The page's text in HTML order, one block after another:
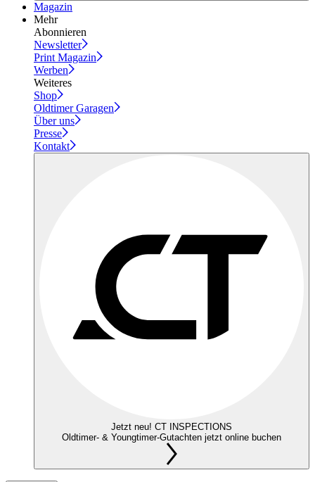
Magazin
Mehr
Abonnieren
Newsletter
Print Magazin
Werben
Weiteres
Shop
Oldtimer Garagen
Über uns
Presse
Kontakt
Jetzt neu! CT INSPECTIONS
Oldtimer- & Youngtimer-Gutachten jetzt online buchen